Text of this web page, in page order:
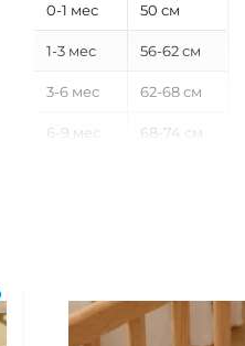
0-1 мес 50 см
1-3 мес 56-62 см
3-6 мес 62-68 см
6-9 мес 68-74 см
3-4 года